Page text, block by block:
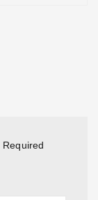
Required